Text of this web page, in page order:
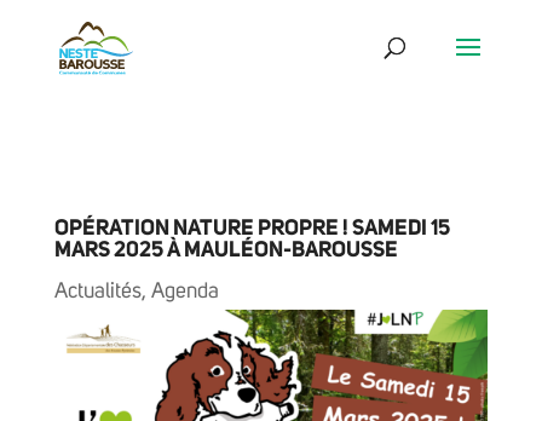
OPÉRATION NATURE PROPRE ! SAMEDI 15
MARS 2025 À MAULÉON-BAROUSSE
Actualités, Agenda